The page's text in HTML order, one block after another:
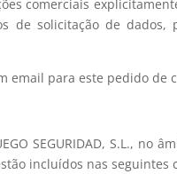
comerciais
de solicitação de dados,
email para este pedido de
SEGURIDAD, S.L., no
incluídos nas